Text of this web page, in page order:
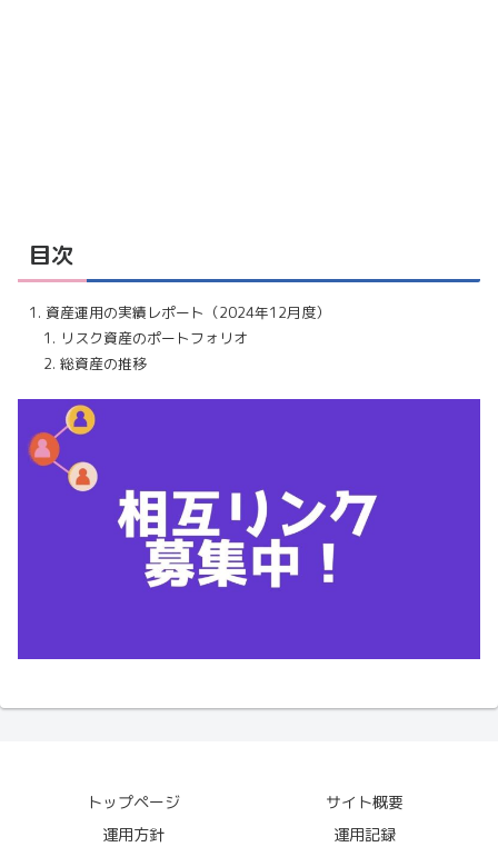
目次
資産運用の実績レポート（2024年12月度）
リスク資産のポートフォリオ
総資産の推移
トップページ
サイト概要
運用方針
運用記録